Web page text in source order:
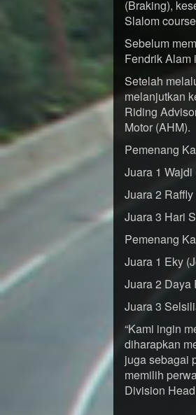
(Braking),
Slalom
Sebelum
Fendrik Alam
Setelah
melanjutkan
Riding
Motor (AHM).
Pemenang
Juara 1
Juara 2
Juara 3 Hari
Pemenang
Juara 1 Eky
Juara 2 Daya
Juara 3
“Kami ingin
diharapkan
juga sebagai
memilih
Division